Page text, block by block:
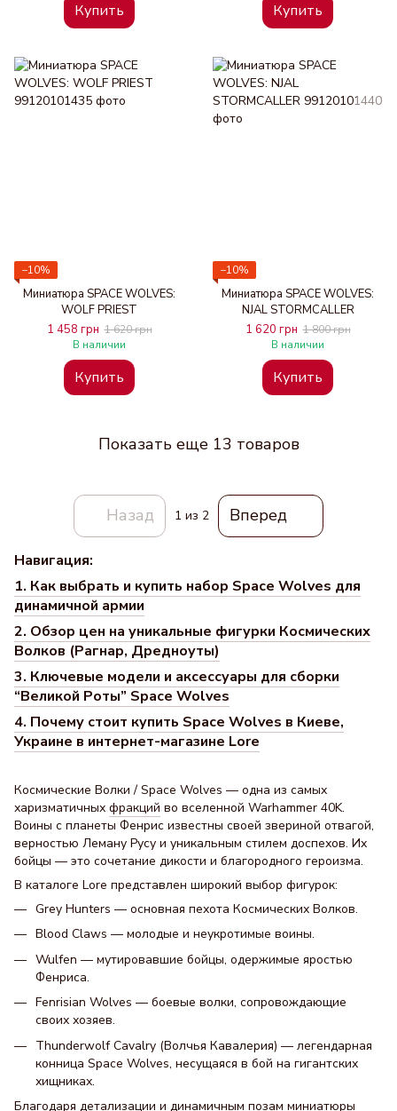
Купить Купить
−10%
Миниатюра SPACE WOLVES:
WOLF PRIEST
1 458 грн 1 620 грн
В наличии
Купить
−10%
Миниатюра SPACE WOLVES:
NJAL STORMCALLER
1 620 грн 1 800 грн
В наличии
Купить
Показать еще 13 товаров
Назад 1 из 2 Вперед
Навигация:
1. Как выбрать и купить набор Space Wolves для
динамичной армии
2. Обзор цен на уникальные фигурки Космических
Волков (Рагнар, Дредноуты)
3. Ключевые модели и аксессуары для сборки
“Великой Роты” Space Wolves
4. Почему стоит купить Space Wolves в Киеве,
Украине в интернет-магазине Lore
Космические Волки / Space Wolves — одна из самых
харизматичных фракций во вселенной Warhammer 40K.
Воины с планеты Фенрис известны своей звериной отвагой,
верностью Леману Русу и уникальным стилем доспехов. Их
бойцы — это сочетание дикости и благородного героизма.
В каталоге Lore представлен широкий выбор фигурок:
Grey Hunters — основная пехота Космических Волков.
Blood Claws — молодые и неукротимые воины.
Wulfen — мутировавшие бойцы, одержимые яростью
Фенриса.
Fenrisian Wolves — боевые волки, сопровождающие
своих хозяев.
Thunderwolf Cavalry (Волчья Кавалерия) — легендарная
конница Space Wolves, несущаяся в бой на гигантских
хищниках.
Благодаря детализации и динамичным позам миниатюры